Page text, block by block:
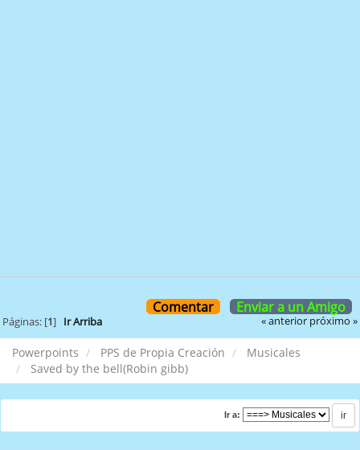
Comentar Enviar a un Amigo
Páginas: [1] Ir Arriba « anterior próximo »
Powerpoints PPS de Propia Creación
Musicales
Saved by the bell(Robin gibb)
Ir a: